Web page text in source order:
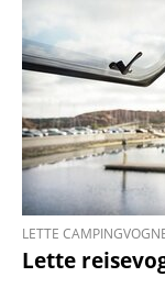
LETTE
Lette